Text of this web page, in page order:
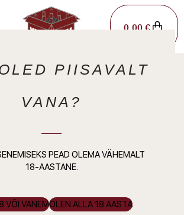
PIISAVALT
VANA?
PEAD OLEMA VÄHEMALT
18-AASTANE.
VÕI VANEMOLEN ALLA 18 AASTA
0,00€
HoReCa
meile, et saada
hinnakiri